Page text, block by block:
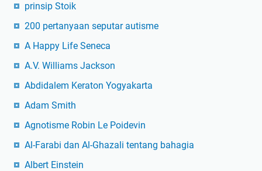
prinsip Stoik
200 pertanyaan seputar autisme
A Happy Life Seneca
A.V. Williams Jackson
Abdidalem Keraton Yogyakarta
Adam Smith
Agnotisme Robin Le Poidevin
Al-Farabi dan Al-Ghazali tentang bahagia
Albert Einstein